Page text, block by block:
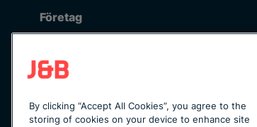
Företag
Våra medarbetare
Jobba hos oss
Integritetspolicy
By clicking “Accept All Cookies”, you agree to the
storing of cookies on your device to enhance site